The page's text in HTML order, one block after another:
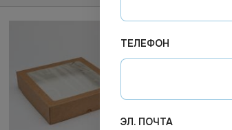
ТЕЛЕФОН
ЭЛ. ПОЧТА